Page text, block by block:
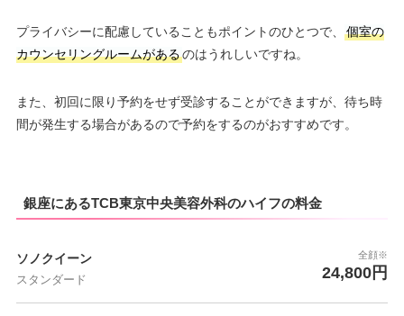
プライバシーに配慮していることもポイントのひとつで、
個室の
カウンセリングルームがあるのはうれしいですね。
また、初回に限り予約をせず受診することができますが、待ち時
間が発生する場合があるので予約をするのがおすすめです。
銀座にあるTCB東京中央美容外科のハイフの料金
ソノクイーン
スタンダード
全顔※
24,800円